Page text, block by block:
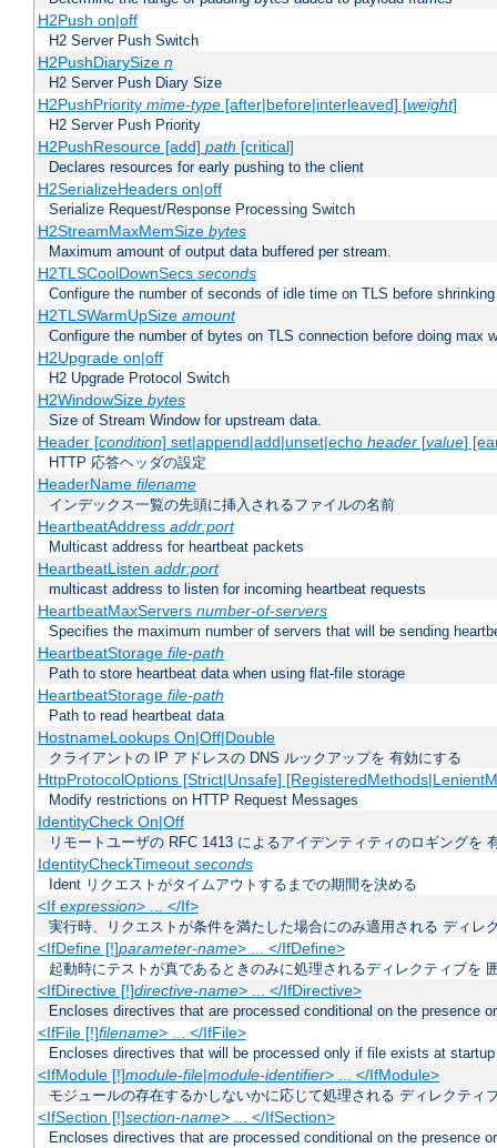
H2Push on|off
H2 Server Push Switch
H2PushDiarySize n
H2 Server Push Diary Size
H2PushPriority mime-type[after|before|interleaved] [weight]
H2 Server Push Priority
H2PushResource [add] path [critical]
Declares resources for early pushing to the client
H2SerializeHeaders on|off
Serialize Request/Response Processing Switch
H2StreamMaxMemSize bytes
Maximum amount of output data buffered per stream.
H2TLSCoolDownSecs seconds
Configure the number of seconds of idle time on TLS before
H2TLSWarmUpSize amount
Configure the number of bytes on TLS connection before doing max
H2Upgrade on|off
H2 Upgrade Protocol Switch
H2WindowSize bytes
Size of Stream Window for upstream data.
Header [condition] set|append|add|unset|echo header[value]
HTTP 応答ヘッダの設定
HeaderName filename
インデックス一覧の先頭に挿入されるファイルの名前
HeartbeatAddress addr:port
Multicast address for heartbeat packets
HeartbeatListen addr:port
multicast address to listen for incoming heartbeat requests
HeartbeatMaxServers number-of-servers
Specifies the maximum number of servers that will be sending
HeartbeatStorage file-path
Path to store heartbeat data when using flat-file storage
HeartbeatStorage file-path
Path to read heartbeat data
HostnameLookups On|Off|Double
クライアントの IP アドレスの DNS ルックアップを 有効にする
HttpProtocolOptions [Strict|Unsafe]
Modify restrictions on HTTP Request Messages
IdentityCheck On|Off
リモートユーザの RFC 1413 によるアイデンティティのロギングを
IdentityCheckTimeout seconds
Ident リクエストがタイムアウトするまでの期間を決める
<If expression> ... </If>
実行時、リクエストが条件を満たした場合にのみ適用される ディレ
<IfDefine [!]parameter-name> ... </IfDefine>
起動時にテストが真であるときのみに処理されるディレクティブを
<IfDirective [!]directive-name> ... </IfDirective>
Encloses directives that are processed conditional on the presence
<IfFile [!]filename> ... </IfFile>
Encloses directives that will be processed only if file exists at startup
<IfModule [!]module-file|module-identifier> ... </IfModule>
モジュールの存在するかしないかに応じて処理される ディレクティ
<IfSection [!]section-name> ... </IfSection>
Encloses directives that are processed conditional on the presence